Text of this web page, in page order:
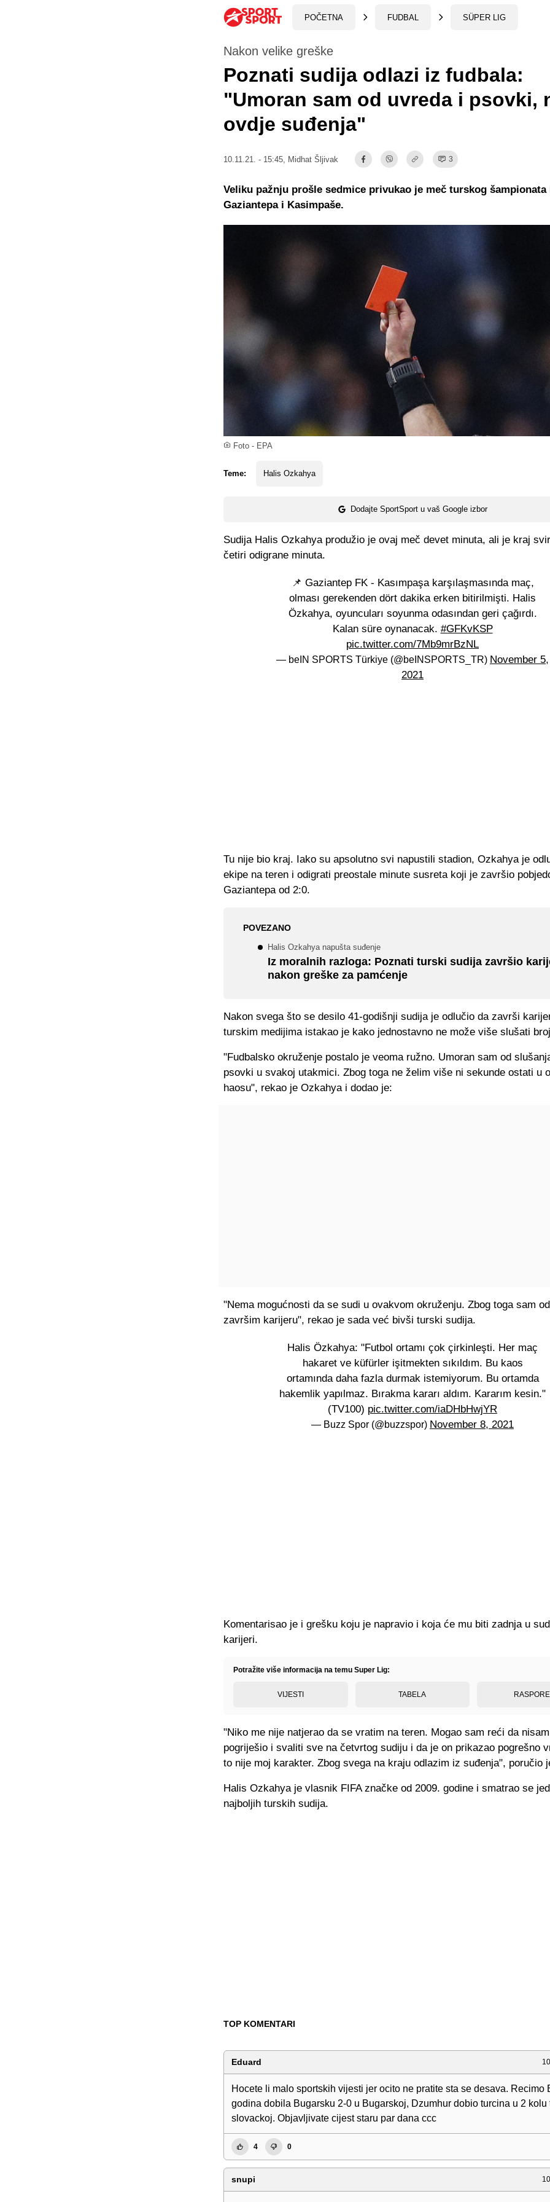
POČETNA FUDBAL SÜPER LIG
Foto - EPA
Nakon velike greške
Poznati sudija odlazi iz fudbala:
"Umoran sam od uvreda i psovki,
ovdje suđenja"
10.11.21. - 15:45, Midhat Šljivak 3
Teme: Halis Ozkahya
Dodajte SportSport u vaš Google izbor
Veliku pažnju prošle sedmice privukao je meč turskog šampionata
Gaziantepa i Kasimpaše.
Sudija Halis Ozkahya produžio je ovaj meč devet minuta, ali je kraj
četiri odigrane minuta.
📌 Gaziantep FK - Kasımpaşa karşılaşmasında maç,
olması gerekenden dört dakika erken bitirilmişti. Halis
Özkahya, oyuncuları soyunma odasından geri çağırdı.
Kalan süre oynanacak. #GFKvKSP
pic.twitter.com/7Mb9mrBzNL
— beIN SPORTS Türkiye (@beINSPORTS_TR) November 5,
2021
Tu nije bio kraj. Iako su apsolutno svi napustili stadion, Ozkahya je
ekipe na teren i odigrati preostale minute susreta koji je završio
Gaziantepa od 2:0.
POVEZANO
Halis Ozkahya napušta suđenje
Iz moralnih razloga: Poznati turski sudija završio
nakon greške za pamćenje
Nakon svega što se desilo 41-godišnji sudija je odlučio da završi
turskim medijima istakao je kako jednostavno ne može više slušati
"Fudbalsko okruženje postalo je veoma ružno. Umoran sam od
psovki u svakoj utakmici. Zbog toga ne želim više ni sekunde ostati u
haosu", rekao je Ozkahya i dodao je:
"Nema mogućnosti da se sudi u ovakvom okruženju. Zbog toga sam
završim karijeru", rekao je sada već bivši turski sudija.
Halis Özkahya: "Futbol ortamı çok çirkinleşti. Her maç
hakaret ve küfürler işitmekten sıkıldım. Bu kaos
ortamında daha fazla durmak istemiyorum. Bu ortamda
hakemlik yapılmaz. Bırakma kararı aldım. Kararım kesin."
(TV100) pic.twitter.com/iaDHbHwjYR
— Buzz Spor (@buzzspor) November 8, 2021
Komentarisao je i grešku koju je napravio i koja će mu biti zadnja u
karijeri.
Potražite više informacija na temu Super Lig:
VIJESTI TABELA
"Niko me nije natjerao da se vratim na teren. Mogao sam reći da
pogriješio i svaliti sve na četvrtog sudiju i da je on prikazao pogrešno
to nije moj karakter. Zbog svega na kraju odlazim iz suđenja", poručio
Halis Ozkahya je vlasnik FIFA značke od 2009. godine i smatrao se
najboljih turskih sudija.
TOP KOMENTARI
Eduard
Hocete li malo sportskih vijesti jer ocito ne pratite sta se desava. Recimo
godina dobila Bugarsku 2-0 u Bugarskoj, Dzumhur dobio turcina u 2 kolu
slovackoj. Objavljivate cijest staru par dana ccc
4 0
snupi